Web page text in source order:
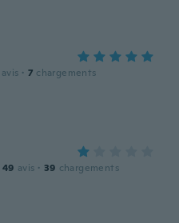
avis · 7 chargements
49 avis · 39 chargements